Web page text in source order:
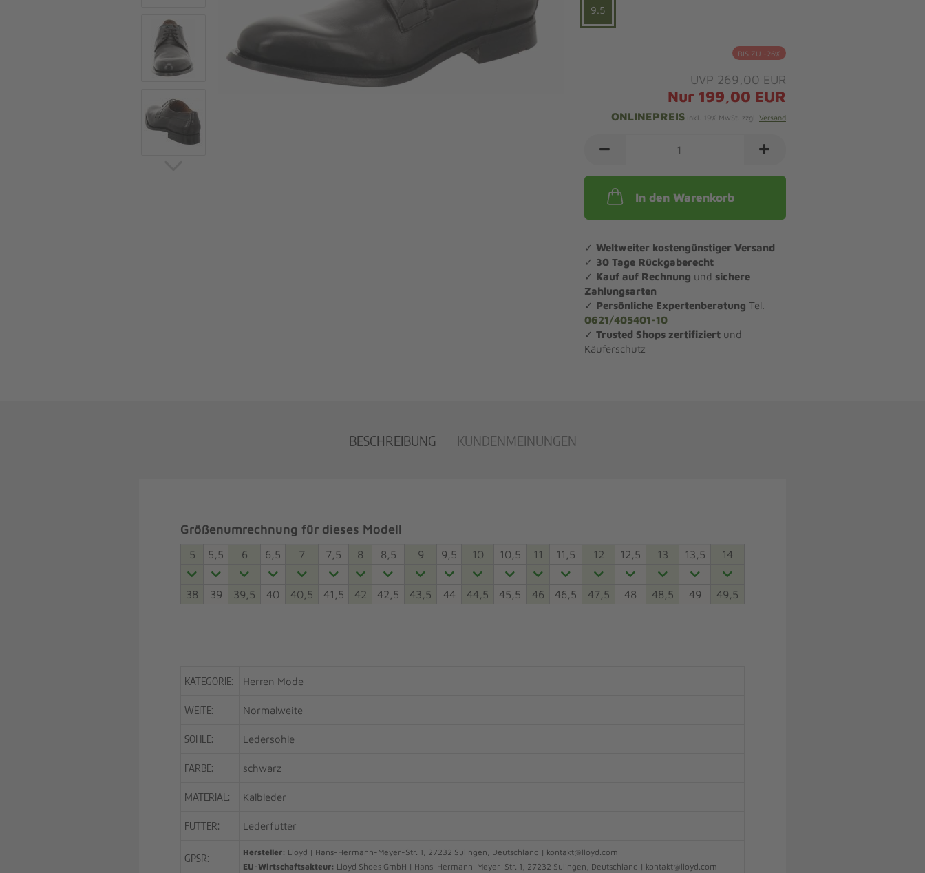
Jagdschuhe
Jagdschuhe für Damen
Gummistiefel
Zwiegenähte Jagdschuhe
Pflege und Leisten -
Socken und Strümpfe -
Angebote Outdoorschuhe
Slipper Komfort
Stiefeletten Komfort
9.5
BIS ZU -26%
UVP 269,00 EUR
Nur 199,00 EUR
ONLINEPREISinkl. 19% MwSt. zzgl. Versand
In den Warenkorb
✓ Weltweiter kostengünstiger Versand
✓ 30 Tage Rückgaberecht
✓ Kauf auf Rechnung und sichere
Zahlungsarten
✓ Persönliche Expertenberatung Tel.
0621/405401-10
✓ Trusted Shops zertifiziertund
Käuferschutz
BESCHREIBUNG KUNDENMEINUNGEN
Größenumrechnung für dieses Modell
5 5,5 6 6,5 7 7,5 8 8,5 9 9,5 10 10,5 11 11,5 12 12,5 13 13,5 14
38 39 39,5 40 40,5 41,5 42 42,5 43,5 44 44,5 45,5 46 46,5 47,5 48 48,5 49 49,5
KATEGORIE: Herren Mode
WEITE: Normalweite
SOHLE: Ledersohle
FARBE: schwarz
MATERIAL: Kalbleder
FUTTER: Lederfutter
GPSR: Hersteller: Lloyd | Hans-Hermann-Meyer-Str. 1, 27232 Sulingen, Deutschland | kontakt@lloyd.com
EU-Wirtschaftsakteur: Lloyd Shoes GmbH | Hans-Hermann-Meyer-Str. 1, 27232 Sulingen, Deutschland | kontakt@lloyd.com